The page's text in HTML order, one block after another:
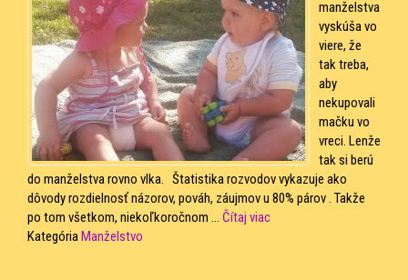
manželstva
vyskúša vo
viere, že
tak treba,
aby
nekupovali
mačku vo
vreci. Lenže
tak si berú
do manželstva rovno vlka. Štatistika rozvodov vykazuje ako
dôvody rozdielnosť názorov, pováh, záujmov u 80% párov . Takže
po tom všetkom, niekoľkoročnom ... Čítaj viac
KategóriaManželstvo